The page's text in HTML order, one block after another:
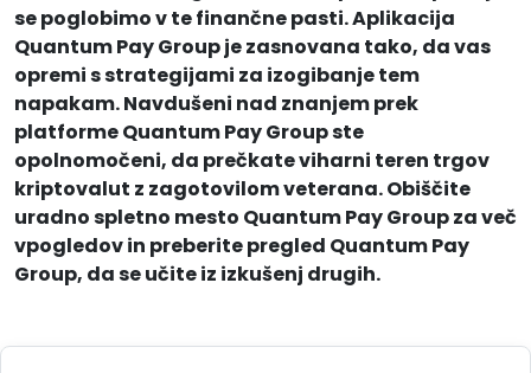
se poglobimo v te finančne pasti. Aplikacija
Quantum Pay Group je zasnovana tako, da vas
opremi s strategijami za izogibanje tem
napakam. Navdušeni nad znanjem prek
platforme Quantum Pay Group ste
opolnomočeni, da prečkate viharni teren trgov
kriptovalut z zagotovilom veterana. Obiščite
uradno spletno mesto Quantum Pay Group za več
vpogledov in preberite pregled Quantum Pay
Group, da se učite iz izkušenj drugih.